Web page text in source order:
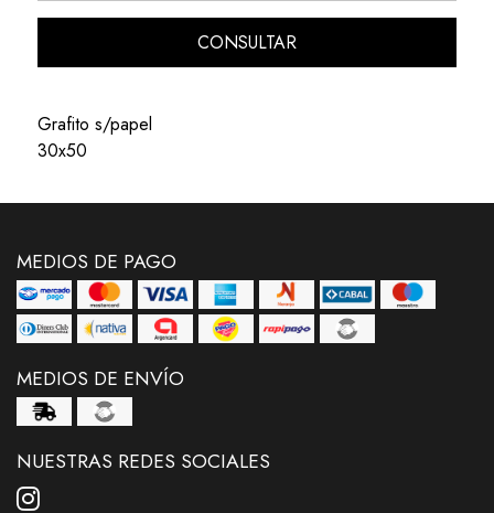
CONSULTAR
Grafito s/papel
30x50
MEDIOS DE PAGO
MEDIOS DE ENVÍO
NUESTRAS REDES SOCIALES